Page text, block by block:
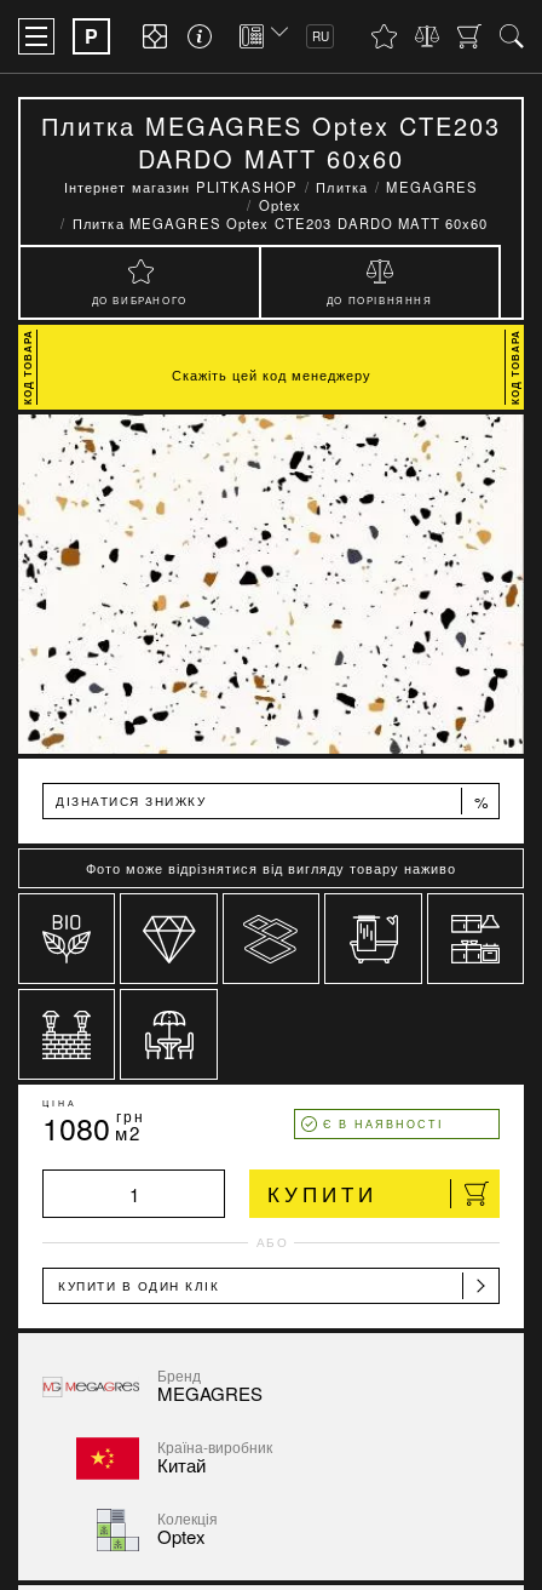
P RU
Плитка MEGAGRES Optex CTE203
DARDO MATT 60x60
Інтернет магазин PLITKASHOP Плитка
MEGAGRES
Optex
Плитка MEGAGRES Optex CTE203 DARDO MATT 60x60
ДО ВИБРАНОГО ДО ПОРІВНЯННЯ
ДІЗНАТИСЯ ЗНИЖКУ %
Фото може відрізнятися від вигляду товару наживо
ЦІНА
1080 грн
м2 Є В НАЯВНОСТІ
КУПИТИ
АБО
КУПИТИ В ОДИН КЛІК
Бренд
MEGAGRES
Країна-виробник
Китай
Колекція
Optex
Скажіть цей код менеджеру